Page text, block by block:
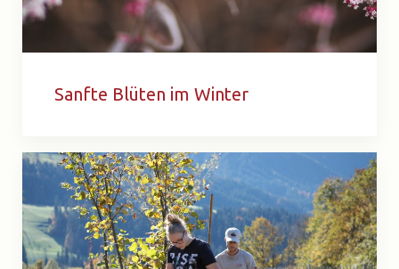
Sanfte Blüten im Winter